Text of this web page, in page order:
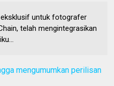
untuk fotografer
telah mengintegrasikan
mengumumkan perilisan